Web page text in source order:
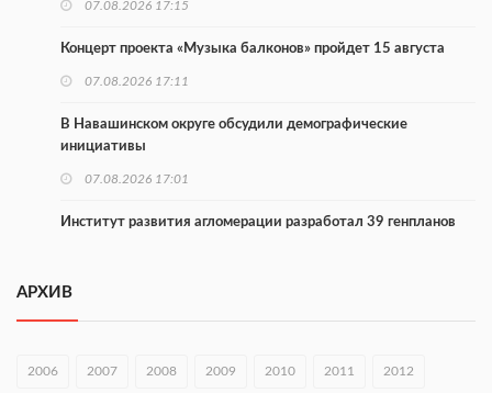
07.08.2026 17:15
Концерт проекта «Музыка балконов» пройдет 15 августа
07.08.2026 17:11
В Навашинском округе обсудили демографические
инициативы
07.08.2026 17:01
Институт развития агломерации разработал 39 генпланов
С 8 августа изменят схему движения на въезде в Нижний
Новгород
АРХИВ
2006 2007 2008 2009 2010 2011 2012